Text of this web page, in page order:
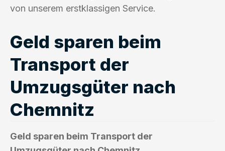
von unserem erstklassigen Service.
Geld sparen beim
Transport der
Umzugsgüter nach
Chemnitz
Geld sparen beim Transport der